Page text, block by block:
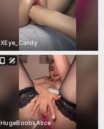
XEye_Candy
HugeBoobsAlice